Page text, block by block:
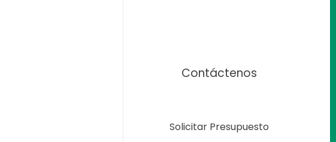
Contáctenos
Solicitar Presupuesto